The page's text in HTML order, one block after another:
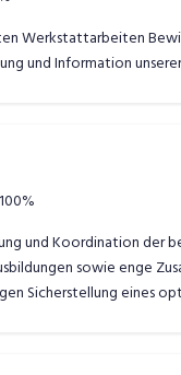
Werkstattarbeiten
und Information
und Koordination der
sowie enge
Sicherstellung eines